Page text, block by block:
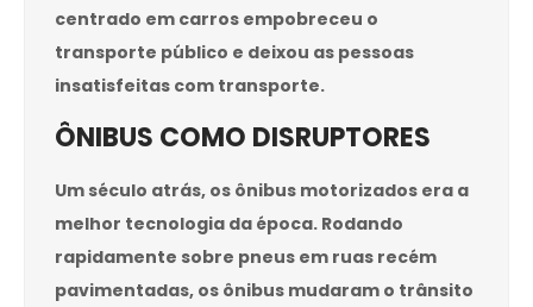
centrado em carros empobreceu o
transporte público e deixou as pessoas
insatisfeitas com transporte.
ÔNIBUS COMO DISRUPTORES
Um século atrás, os ônibus motorizados era a
melhor tecnologia da época. Rodando
rapidamente sobre pneus em ruas recém
pavimentadas, os ônibus mudaram o trânsito